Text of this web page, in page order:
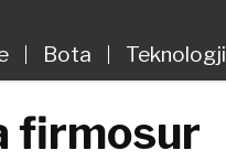
Bota Teknologji
firmosur